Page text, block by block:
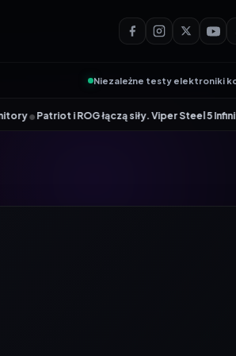
Niezależne testy elektroniki
łączą siły. Viper Steel 5 Infinite RGB